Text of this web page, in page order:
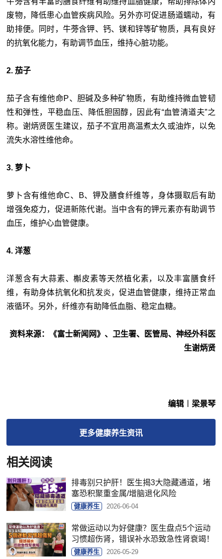
废物，降低患心血管疾病风险。另外亦可促进肠道蠕动，有
助排便。同时，牛蒡含钾、钙、镁和锌等矿物质，具有良好
的抗氧化能力，有助调节血压，维持心脏功能。
2. 茄子
茄子含有维他命P、胆碱及多种矿物质，有助维持微血管韧
性和弹性，平稳血压、降低胆固醇，因此有“血管清道夫”之
称。谢炳贤医生建议，茄子不宜用高温煮太久或油炸，以免
流失水溶性维他命。
3. 萝卜
萝卜含有维他命C、B、钾及膳食纤维等，身体摄取后有助
增强免疫力，促进新陈代谢。当中含有的钾元素亦有助调节
血压，维护心血管健康。
4. 洋葱
洋葱含有大蒜素、槲皮素等天然植化素，以及丰富膳食纤
维，有助身体抗氧化和抗发炎，促进血管健康，维持正常血
液循环。另外，纤维亦有助降低血脂、稳定血糖。
资料来源：《富士新闻网》、卫生署、医管局、神经外科医
生谢炳贤
编辑︱梁景琴
更多健康养生资讯
相关阅读
排毒别只护肝！医生揭3大隐藏通道，堵
塞恐积聚重金属/增脑退化风险
健康养生 2026-06-04
常做运动以为好健康？医生盘点5个运动
习惯超伤肾，错误补水恐致急性肾衰竭！
健康养生 2026-05-29